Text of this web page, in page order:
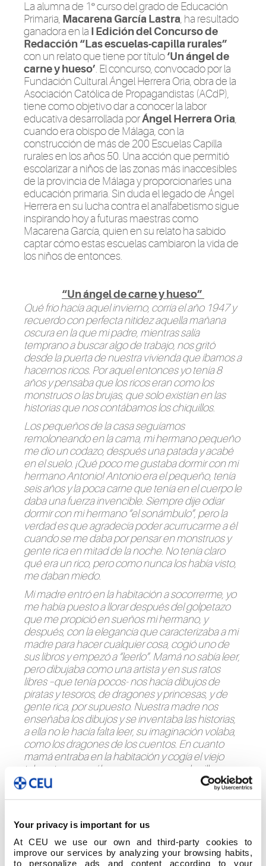
Your privacy is important for us
At CEU we use our own and third-party cookies to
improve our services by analyzing your browsing habits,
to personalize ads and content according to your
La alumna de 1º curso del grado de Educación
Primaria, Macarena García Lastra, ha resultado
ganadora en la
I Edición del Concurso de
Redacción “Las escuelas-capilla rurales”
con un relato que tiene por título ‘Un ángel de
carne y hueso’. El concurso, convocado por la
Fundación Cultural Ángel Herrera Oria, obra de la
Asociación Católica de Propagandistas (ACdP),
tiene como objetivo dar a conocer la labor
educativa desarrollada porÁngel Herrera Oria,
cuando era obispo de Málaga, con la
construcción de más de 200 Escuelas Capilla
rurales en los años 50. Una acción que permitió
escolarizar a niños de las zonas más inaccesibles
de la provincia de Málaga y proporcionarles una
educación primaria. Sin duda el legado de Ángel
Herrera en su lucha contra el analfabetismo sigue
inspirando hoy a futuras maestras como
Macarena García, quien en su relato ha sabido
captar cómo estas escuelas cambiaron la vida de
los niños de entonces.
“Un ángel de carne y hueso”
Qué frio hacía aquel invierno, corría el año 1947 y
recuerdo con perfecta nitidez aquella mañana
oscura en la que mi padre, mientras salía
temprano a buscar algo de trabajo, nos gritó
desde la puerta de nuestra vivienda que íbamos a
hacernos ricos. Por aquel entonces yo tenía 8
años y pensaba que los ricos eran como los
monstruos o las brujas, que solo existían en las
historias que nos contábamos los chiquillos.
Los pequeños de la casa seguíamos
remoloneando en la cama, mi hermano pequeño
me dio un codazo, después una patada y acabé
en el suelo. ¡Qué poco me gustaba dormir con mi
hermano Antonio! Antonio era el pequeño, tenía
seis años y la poca carne que tenía en el cuerpo le
daba una fuerza invencible. Siempre dije odiar
dormir con mi hermano “el sonámbulo”, pero la
verdad es que agradecía poder acurrucarme a él
cuando se me daba por pensar en monstruos y
gente rica en mitad de la noche. No tenía claro
qué era un rico, pero como nunca los había visto,
me daban miedo.
Mi madre entró en la habitación a socorrerme, yo
me había puesto a llorar después del golpetazo
que me propició en sueños mi hermano, y
después, con la elegancia que caracterizaba a mi
madre para hacer cualquier cosa, cogió uno de
sus libros y empezó a “leerlo”. Mamá no sabía leer,
pero dibujaba como una artista y en sus ratos
libres –que tenía pocos- nos hacía dibujos de
piratas y tesoros, de dragones y princesas, y de
gente rica, por supuesto. Nuestra madre nos
enseñaba los dibujos y se inventaba las historias,
a ella no le hacía falta leer, su imaginación volaba,
como los dragones de los cuentos. En cuanto
mamá entraba en la habitación y cogía el viejo
taburete que usábamos unas veces de silla y
otras de mesa, todos nos sentábamos a su
alrededor, esperando impacientes a que nos
Mamá nos besó a todos en la frente y comenzó
su historia:
“Hubo un día que nació un hombre bueno. Ese